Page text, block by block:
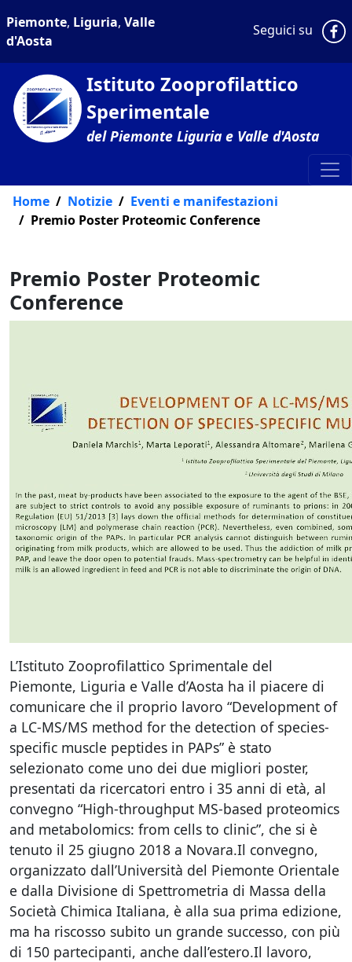
Piemonte, Liguria, Valle
d'Aosta
Seguici su
Istituto Zooprofilattico
Sperimentale
del Piemonte Liguria e Valle d'Aosta
Home Notizie
Eventi e manifestazioni
Premio Poster Proteomic Conference
Premio Poster Proteomic
Conference
L’Istituto Zooprofilattico Sprimentale del
Piemonte, Liguria e Valle d’Aosta ha il piacere di
comunicare che il proprio lavoro “Development of
a LC-MS/MS method for the detection of species-
specific muscle peptides in PAPs” è stato
selezionato come uno dei due migliori poster,
presentati da ricercatori entro i 35 anni di età, al
convegno “High-throughput MS-based proteomics
and metabolomics: from cells to clinic”, che si è
tenuto il 25 giugno 2018 a Novara.Il convegno,
organizzato dall’Università del Piemonte Orientale
e dalla Divisione di Spettrometria di Massa della
Società Chimica Italiana, è alla sua prima edizione,
ma ha riscosso subito un grande successo, con più
di 150 partecipanti, anche dall’estero.Il lavoro,